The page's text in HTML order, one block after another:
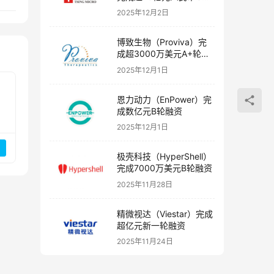
融资
2025年12月2日
博致生物（Proviva）完
成超3000万美元A+轮融
资
2025年12月1日
恩力动力（EnPower）完
成数亿元B轮融资
2025年12月1日
极壳科技（HyperShell）
完成7000万美元B轮融资
2025年11月28日
精微视达（Viestar）完成
超亿元新一轮融资
2025年11月24日